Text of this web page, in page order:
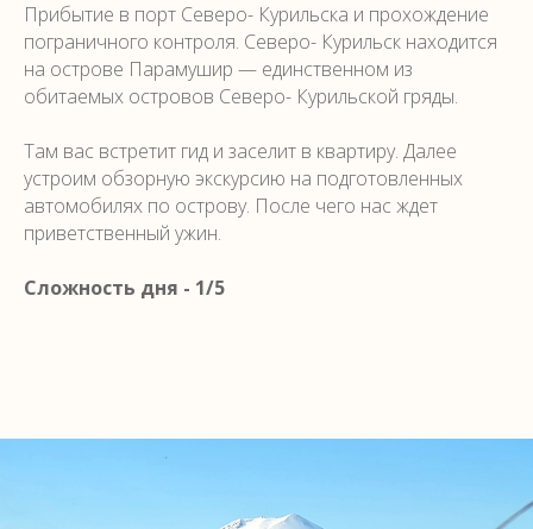
Прибытие в порт Северо- Курильска и прохождение
пограничного контроля. Северо- Курильск находится
на острове Парамушир — единственном из
обитаемых островов Северо- Курильской гряды.
Там вас встретит гид и заселит в квартиру. Далее
устроим обзорную экскурсию на подготовленных
автомобилях по острову. После чего нас ждет
приветственный ужин.
Сложность дня - 1/5